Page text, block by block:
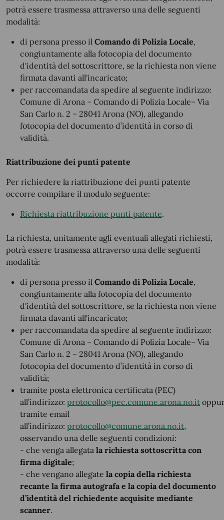
potrà essere trasmessa attraverso una delle seguenti
modalità:
di persona presso il Comando di Polizia Locale,
congiuntamente alla fotocopia del documento
d'identità del sottoscrittore, se la richiesta non viene
firmata davanti all'incaricato;
per raccomandata da spedire al seguente indirizzo:
Comune di Arona – Comando di Polizia Locale– Via
San Carlo n. 2 – 28041 Arona (NO), allegando
fotocopia del documento d’identità in corso di
validità.
Riattribuzione dei punti patente
Per richiedere la riattribuzione dei punti patente
occorre compilare il modulo seguente:
Richiesta riattribuzione punti patente.
La richiesta, unitamente agli eventuali allegati richiesti,
potrà essere trasmessa attraverso una delle seguenti
modalità:
di persona presso il Comando di Polizia Locale,
congiuntamente alla fotocopia del documento
d'identità del sottoscrittore, se la richiesta non viene
firmata davanti all'incaricato;
per raccomandata da spedire al seguente indirizzo:
Comune di Arona – Comando di Polizia Locale– Via
San Carlo n. 2 – 28041 Arona (NO), allegando
fotocopia del documento d’identità in corso di
validità;
tramite posta elettronica certificata (PEC)
all’indirizzo: protocollo@pec.comune.arona.no.it
tramite email
all’indirizzo: protocollo@comune.arona.no.it,
osservando una delle seguenti condizioni:
- che venga allegata la richiesta sottoscritta con
firma digitale;
- che vengano allegate la copia della richiesta
recante la firma autografa e la copia del documento
d’identità del richiedente acquisite mediante
scanner.